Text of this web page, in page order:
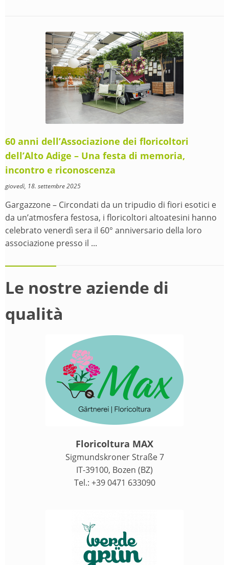
60 anni dell’Associazione dei floricoltori
dell’Alto Adige – Una festa di memoria,
incontro e riconoscenza
giovedì, 18. settembre 2025
Gargazzone – Circondati da un tripudio di fiori esotici e
da un’atmosfera festosa, i floricoltori altoatesini hanno
celebrato venerdì sera il 60° anniversario della loro
associazione presso il ...
Le nostre aziende di
qualità
Floricoltura MAX
Sigmundskroner Straße 7
IT-39100, Bozen (BZ)
Tel.: +39 0471 633090